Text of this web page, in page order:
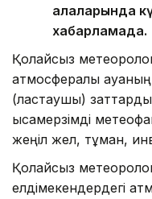
қалаларында
хабарламада.
Қолайсыз
атмосфералық
(ластаушы)
қысқамерзімді
жеңіл жел, тұман,
Қолайсыз
елдімекендердегі